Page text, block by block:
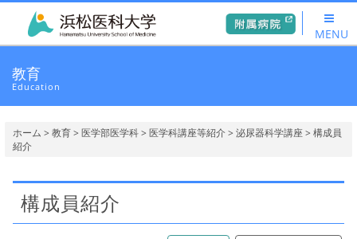
MENU
教育
Education
ホーム > 教育> 医学部医学科> 医学科講座等紹介> 泌尿器科学講座> 構成員
紹介
構成員紹介